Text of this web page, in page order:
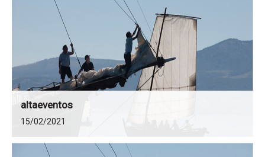
altaeventos
15/02/2021